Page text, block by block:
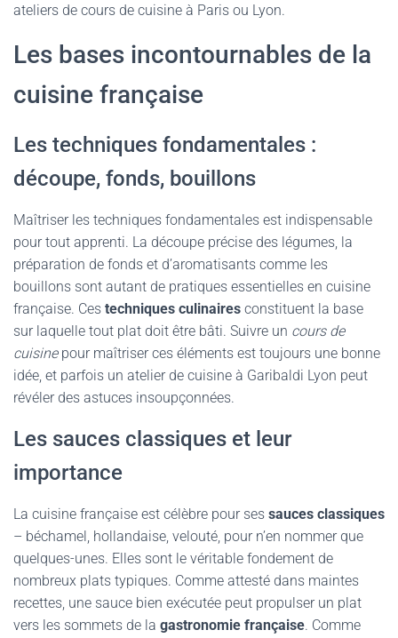
ateliers de cours de cuisine à Paris ou Lyon.
Les bases incontournables de la
cuisine française
Les techniques fondamentales :
découpe, fonds, bouillons
Maîtriser les techniques fondamentales est indispensable
pour tout apprenti. La découpe précise des légumes, la
préparation de fonds et d’aromatisants comme les
bouillons sont autant de pratiques essentielles en cuisine
française. Ces techniques culinaires constituent la base
sur laquelle tout plat doit être bâti. Suivre un cours de
cuisinepour maîtriser ces éléments est toujours une bonne
idée, et parfois un atelier de cuisine à Garibaldi Lyon peut
révéler des astuces insoupçonnées.
Les sauces classiques et leur
importance
La cuisine française est célèbre pour ses sauces classiques
– béchamel, hollandaise, velouté, pour n’en nommer que
quelques-unes. Elles sont le véritable fondement de
nombreux plats typiques. Comme attesté dans maintes
recettes, une sauce bien exécutée peut propulser un plat
vers les sommets de la gastronomie française. Comme